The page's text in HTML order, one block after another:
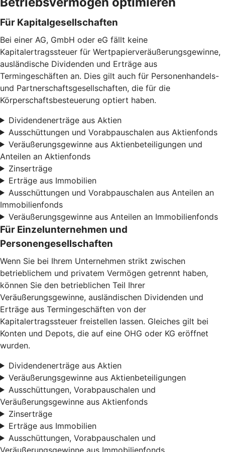
Für Kapitalgesellschaften
Bei einer AG, GmbH oder eG fällt keine
Kapitalertragssteuer für Wertpapierveräußerungsgewinne,
ausländische Dividenden und Erträge aus
Termingeschäften an. Dies gilt auch für Personenhandels-
und Partnerschaftsgesellschaften, die für die
Körperschaftsbesteuerung optiert haben.
Dividendenerträge aus Aktien
Ausschüttungen und Vorabpauschalen aus Aktienfonds
Veräußerungsgewinne aus Aktienbeteiligungen und
Anteilen an Aktienfonds
Zinserträge
Erträge aus Immobilien
Ausschüttungen und Vorabpauschalen aus Anteilen an
Immobilienfonds
Veräußerungsgewinne aus Anteilen an Immobilienfonds
Für Einzelunternehmen und
Personengesellschaften
Wenn Sie bei Ihrem Unternehmen strikt zwischen
betrieblichem und privatem Vermögen getrennt haben,
können Sie den betrieblichen Teil Ihrer
Veräußerungsgewinne, ausländischen Dividenden und
Erträge aus Termingeschäften von der
Kapitalertragssteuer freistellen lassen. Gleiches gilt bei
Konten und Depots, die auf eine OHG oder KG eröffnet
wurden.
Dividendenerträge aus Aktien
Veräußerungsgewinne aus Aktienbeteiligungen
Ausschüttungen, Vorabpauschalen und
Veräußerungsgewinne aus Aktienfonds
Zinserträge
Erträge aus Immobilien
Ausschüttungen, Vorabpauschalen und
Veräußerungsgewinne aus Immobilienfonds